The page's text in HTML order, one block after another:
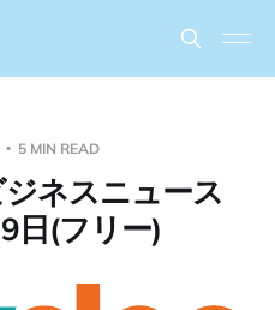
5 MIN READ
ネスニュース
日(フリー)